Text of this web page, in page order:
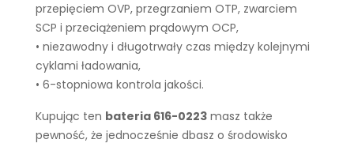
przepięciem OVP, przegrzaniem OTP, zwarciem
SCP i przeciążeniem prądowym OCP,
• niezawodny i długotrwały czas między kolejnymi
cyklami ładowania,
• 6-stopniowa kontrola jakości.
Kupując ten bateria 616-0223 masz także
pewność, że jednocześnie dbasz o środowisko